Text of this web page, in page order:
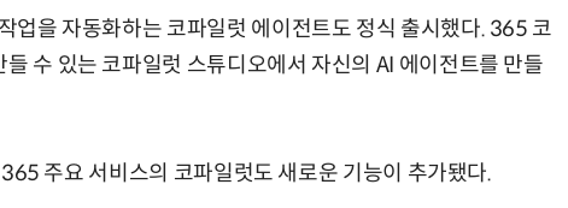
업을 자동화하는 코파일럿 에이전트도 정식 출시했다. 365 코
수 있는 코파일럿 스튜디오에서 자신의 AI 에이전트를 만들
주요 서비스의 코파일럿도 새로운 기능이 추가됐다.